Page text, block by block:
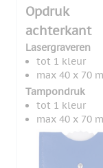
Opdruk
achterkant
Lasergraveren
tot 1 kleur
max 40 x 70
Tampondruk
tot 1 kleur
max 40 x 70